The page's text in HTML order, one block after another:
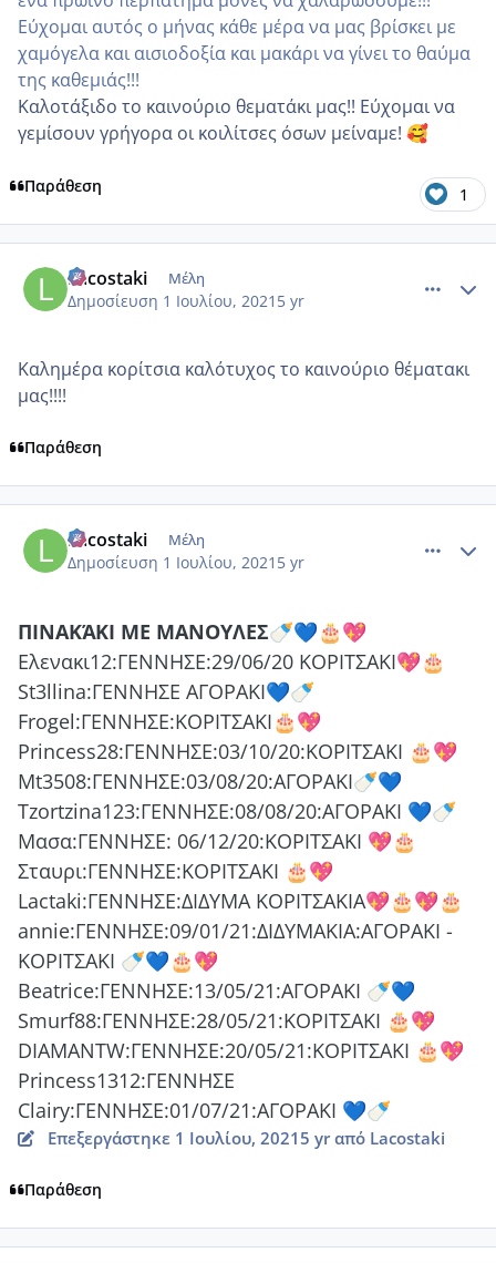
Εύχομαι αυτός ο μήνας κάθε μέρα να μας βρίσκει με
χαμόγελα και αισιοδοξία και μακάρι να γίνει το θαύμα
της καθεμιάς!!!
Καλοτάξιδο το καινούριο θεματάκι μας!! Εύχομαι να
γεμίσουν γρήγορα οι κοιλίτσες όσων μείναμε! 🥰
Παράθεση 1
Lacostaki Μέλη
Δημοσίευση 1 Ιουλίου, 2021 5 yr
Καλημέρα κορίτσια καλότυχος το καινούριο θέματακι
μας!!!!
Παράθεση
Lacostaki Μέλη
Δημοσίευση 1 Ιουλίου, 2021 5 yr
ΠΙΝΑΚΆΚΙ ΜΕ ΜΑΝΟΥΛΕΣ🍼💙🎂💖
Ελενακι12:ΓΕΝΝΗΣΕ:29/06/20 ΚΟΡΙΤΣΑΚΙ💖🎂
St3llina:ΓΕΝΝΗΣΕ ΑΓΟΡΑΚΙ💙🍼
Frogel:ΓΕΝΝΗΣΕ:ΚΟΡΙΤΣΑΚΙ🎂💖
Princess28:ΓΕΝΝΗΣΕ:03/10/20:ΚΟΡΙΤΣΑΚΙ 🎂💖
Mt3508:ΓΕΝΝΗΣΕ:03/08/20:ΑΓΟΡΑΚΙ🍼💙
Tzortzina123:ΓΕΝΝΗΣΕ:08/08/20:ΑΓΟΡΑΚΙ 💙🍼
Μασα:ΓΕΝΝΗΣΕ: 06/12/20:ΚΟΡΙΤΣΑΚΙ 💖🎂
Σταυρι:ΓΕΝΝΗΣΕ:ΚΟΡΙΤΣΑΚΙ 🎂💖
Lactaki:ΓΕΝΝΗΣΕ:ΔΙΔΥΜΑ ΚΟΡΙΤΣΑΚΙΑ💖🎂💖🎂
annie:ΓΕΝΝΗΣΕ:09/01/21:ΔΙΔΥΜΑΚΙΑ:ΑΓΟΡΑΚΙ -
ΚΟΡΙΤΣΑΚΙ 🍼💙🎂💖
Beatrice:ΓΕΝΝΗΣΕ:13/05/21:ΑΓΟΡΑΚΙ 🍼💙
Smurf88:ΓΕΝΝΗΣΕ:28/05/21:ΚΟΡΙΤΣΑΚΙ 🎂💖
DIAMANTW:ΓΕΝΝΗΣΕ:20/05/21:ΚΟΡΙΤΣΑΚΙ 🎂💖
Princess1312:ΓΕΝΝΗΣΕ
Clairy:ΓΕΝΝΗΣΕ:01/07/21:ΑΓΟΡΑΚΙ 💙🍼
Επεξεργάστηκε 1 Ιουλίου, 20215 yrαπό Lacostaki
Παράθεση